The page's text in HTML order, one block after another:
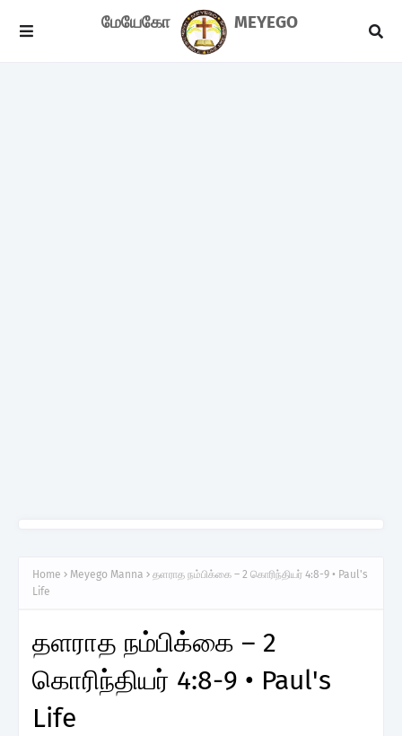
மேயேகோ MEYEGO
Home Meyego Manna
தளராத நம்பிக்கை – 2 கொரிந்தியர் 4:8-9 • Paul's
Life
தளராத நம்பிக்கை – 2
கொரிந்தியர் 4:8-9 • Paul's
Life